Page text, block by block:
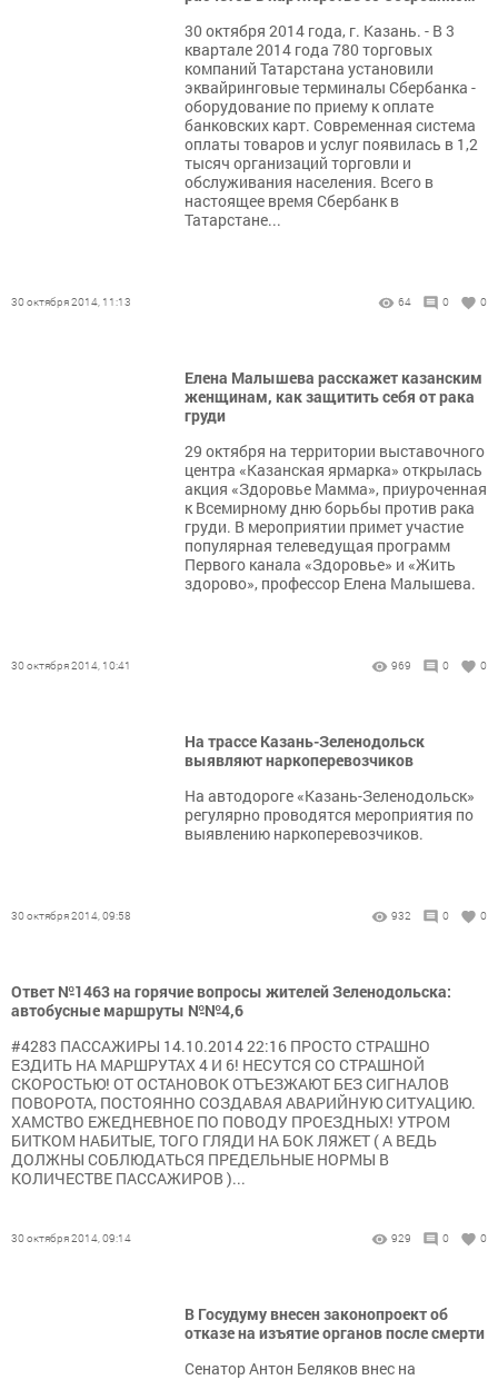
30 октября 2014 года, г. Казань. - В 3
квартале 2014 года 780 торговых
компаний Татарстана установили
эквайринговые терминалы Сбербанка -
оборудование по приему к оплате
банковских карт. Современная система
оплаты товаров и услуг появилась в 1,2
тысяч организаций торговли и
обслуживания населения. Всего в
настоящее время Сбербанк в
Татарстане...
30 октября 2014, 11:13 64 0 0
Елена Малышева расскажет казанским
женщинам, как защитить себя от рака
груди
29 октября на территории выставочного
центра «Казанская ярмарка» открылась
акция «Здоровье Мамма», приуроченная
к Всемирному дню борьбы против рака
груди. В мероприятии примет участие
популярная телеведущая программ
Первого канала «Здоровье» и «Жить
здорово», профессор Елена Малышева.
30 октября 2014, 10:41 969 0 0
На трассе Казань-Зеленодольск
выявляют наркоперевозчиков
На автодороге «Казань-Зеленодольск»
регулярно проводятся мероприятия по
выявлению наркоперевозчиков.
30 октября 2014, 09:58 932 0 0
Ответ №1463 на горячие вопросы жителей Зеленодольска:
автобусные маршруты №№4,6
#4283 ПАССАЖИРЫ 14.10.2014 22:16 ПРОСТО СТРАШНО
ЕЗДИТЬ НА МАРШРУТАХ 4 И 6! НЕСУТСЯ СО СТРАШНОЙ
СКОРОСТЬЮ! ОТ ОСТАНОВОК ОТЪЕЗЖАЮТ БЕЗ СИГНАЛОВ
ПОВОРОТА, ПОСТОЯННО СОЗДАВАЯ АВАРИЙНУЮ СИТУАЦИЮ.
ХАМСТВО ЕЖЕДНЕВНОЕ ПО ПОВОДУ ПРОЕЗДНЫХ! УТРОМ
БИТКОМ НАБИТЫЕ, ТОГО ГЛЯДИ НА БОК ЛЯЖЕТ ( А ВЕДЬ
ДОЛЖНЫ СОБЛЮДАТЬСЯ ПРЕДЕЛЬНЫЕ НОРМЫ В
КОЛИЧЕСТВЕ ПАССАЖИРОВ )...
30 октября 2014, 09:14 929 0 0
В Госудуму внесен законопроект об
отказе на изъятие органов после смерти
Сенатор Антон Беляков внес на